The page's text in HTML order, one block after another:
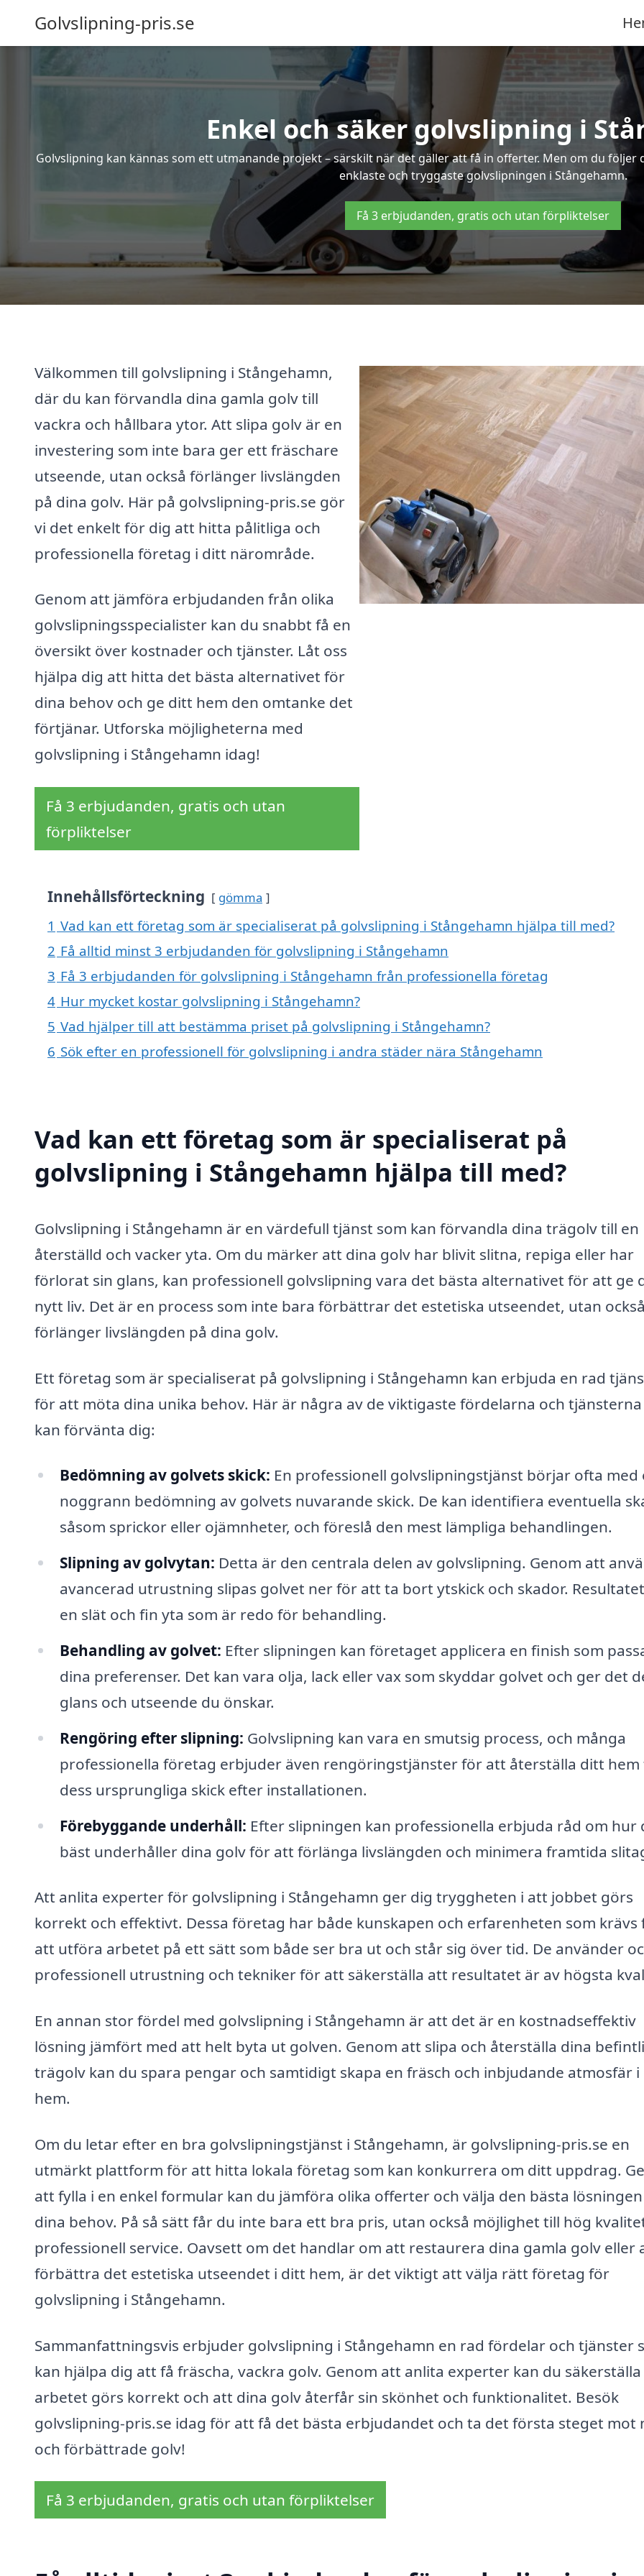
Golvslipning-pris.se
Enkel och säker golvslipning i
Golvslipning kan kännas som ett utmanande projekt – särskilt när det gäller att få in offerter. Men om du
enklaste och tryggaste golvslipningen i Stångehamn.
Få 3 erbjudanden, gratis och utan förpliktelser
Välkommen till golvslipning i Stångehamn,
där du kan förvandla dina gamla golv till
vackra och hållbara ytor. Att slipa golv är en
investering som inte bara ger ett fräschare
utseende, utan också förlänger livslängden
på dina golv. Här på golvslipning-pris.se gör
vi det enkelt för dig att hitta pålitliga och
professionella företag i ditt närområde.
Genom att jämföra erbjudanden från olika
golvslipningsspecialister kan du snabbt få en
översikt över kostnader och tjänster. Låt oss
hjälpa dig att hitta det bästa alternativet för
dina behov och ge ditt hem den omtanke det
förtjänar. Utforska möjligheterna med
golvslipning i Stångehamn idag!
Få 3 erbjudanden, gratis och utan
förpliktelser
Innehållsförteckning gömma
1 Vad kan ett företag som är specialiserat på golvslipning i Stångehamn hjälpa till med?
2 Få alltid minst 3 erbjudanden för golvslipning i Stångehamn
3 Få 3 erbjudanden för golvslipning i Stångehamn från professionella företag
4 Hur mycket kostar golvslipning i Stångehamn?
5 Vad hjälper till att bestämma priset på golvslipning i Stångehamn?
6 Sök efter en professionell för golvslipning i andra städer nära Stångehamn
Vad kan ett företag som är specialiserat på
golvslipning i Stångehamn hjälpa till med?
Golvslipning i Stångehamn är en värdefull tjänst som kan förvandla dina trägolv till en
återställd och vacker yta. Om du märker att dina golv har blivit slitna, repiga eller har
förlorat sin glans, kan professionell golvslipning vara det bästa alternativet för att ge
nytt liv. Det är en process som inte bara förbättrar det estetiska utseendet, utan
förlänger livslängden på dina golv.
Ett företag som är specialiserat på golvslipning i Stångehamn kan erbjuda en rad
för att möta dina unika behov. Här är några av de viktigaste fördelarna och
kan förvänta dig:
Bedömning av golvets skick: En professionell golvslipningstjänst börjar ofta med
noggrann bedömning av golvets nuvarande skick. De kan identifiera eventuella
såsom sprickor eller ojämnheter, och föreslå den mest lämpliga behandlingen.
Slipning av golvytan: Detta är den centrala delen av golvslipning. Genom att
avancerad utrustning slipas golvet ner för att ta bort ytskick och skador.
en slät och fin yta som är redo för behandling.
Behandling av golvet: Efter slipningen kan företaget applicera en finish som
dina preferenser. Det kan vara olja, lack eller vax som skyddar golvet och ger det
glans och utseende du önskar.
Rengöring efter slipning: Golvslipning kan vara en smutsig process, och många
professionella företag erbjuder även rengöringstjänster för att återställa ditt hem
dess ursprungliga skick efter installationen.
Förebyggande underhåll: Efter slipningen kan professionella erbjuda råd om hur
bäst underhåller dina golv för att förlänga livslängden och minimera framtida
Att anlita experter för golvslipning i Stångehamn ger dig tryggheten i att jobbet görs
korrekt och effektivt. Dessa företag har både kunskapen och erfarenheten som krävs
att utföra arbetet på ett sätt som både ser bra ut och står sig över tid. De använder
professionell utrustning och tekniker för att säkerställa att resultatet är av högsta
En annan stor fördel med golvslipning i Stångehamn är att det är en kostnadseffektiv
lösning jämfört med att helt byta ut golven. Genom att slipa och återställa dina
trägolv kan du spara pengar och samtidigt skapa en fräsch och inbjudande atmosfär
hem.
Om du letar efter en bra golvslipningstjänst i Stångehamn, är golvslipning-pris.se en
utmärkt plattform för att hitta lokala företag som kan konkurrera om ditt uppdrag.
att fylla i en enkel formular kan du jämföra olika offerter och välja den bästa
dina behov. På så sätt får du inte bara ett bra pris, utan också möjlighet till hög
professionell service. Oavsett om det handlar om att restaurera dina gamla golv eller
förbättra det estetiska utseendet i ditt hem, är det viktigt att välja rätt företag för
golvslipning i Stångehamn.
Sammanfattningsvis erbjuder golvslipning i Stångehamn en rad fördelar och tjänster
kan hjälpa dig att få fräscha, vackra golv. Genom att anlita experter kan du
arbetet görs korrekt och att dina golv återfår sin skönhet och funktionalitet. Besök
golvslipning-pris.se idag för att få det bästa erbjudandet och ta det första steget mot
och förbättrade golv!
Få 3 erbjudanden, gratis och utan förpliktelser